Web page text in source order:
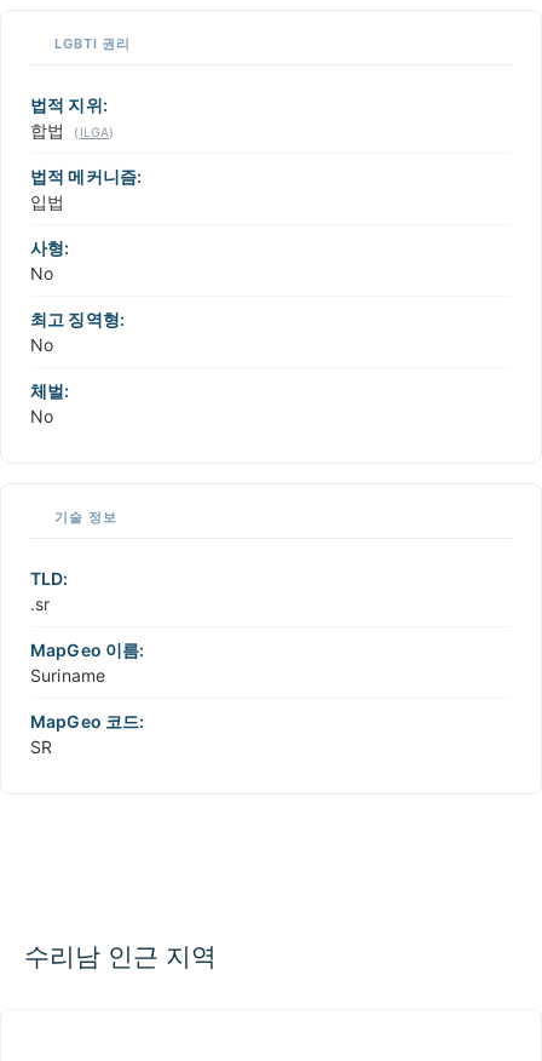
LGBTI 권리
법적 지위:
합법
( ILGA)
법적 메커니즘:
입법
사형:
No
최고 징역형:
No
체벌:
No
기술 정보
TLD:
.sr
MapGeo 이름:
Suriname
MapGeo 코드:
SR
수리남 인근 지역